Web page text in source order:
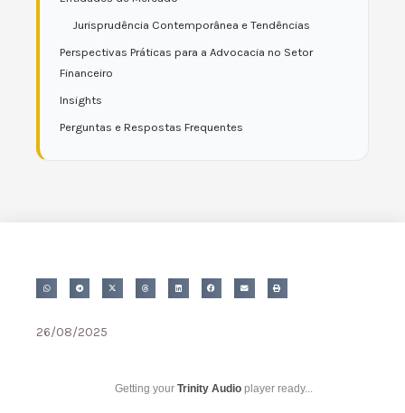
Jurisprudência Contemporânea e Tendências
Perspectivas Práticas para a Advocacia no Setor
Financeiro
Insights
Perguntas e Respostas Frequentes
26/08/2025
Getting your Trinity Audio player ready...